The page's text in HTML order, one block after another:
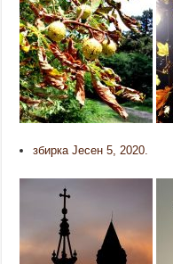
збирка Јесен 5, 2020.